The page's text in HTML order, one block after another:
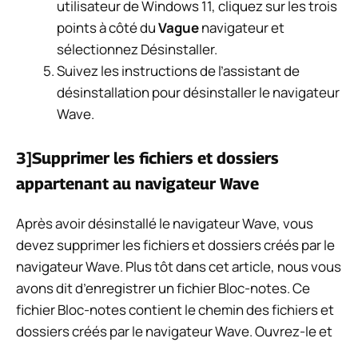
utilisateur de Windows 11, cliquez sur les trois
points à côté duVaguenavigateur et
sélectionnez Désinstaller.
Suivez les instructions de l’assistant de
désinstallation pour désinstaller le navigateur
Wave.
3]Supprimer les fichiers et dossiers
appartenant au navigateur Wave
Après avoir désinstallé le navigateur Wave, vous
devez supprimer les fichiers et dossiers créés par le
navigateur Wave. Plus tôt dans cet article, nous vous
avons dit d’enregistrer un fichier Bloc-notes. Ce
fichier Bloc-notes contient le chemin des fichiers et
dossiers créés par le navigateur Wave. Ouvrez-le et